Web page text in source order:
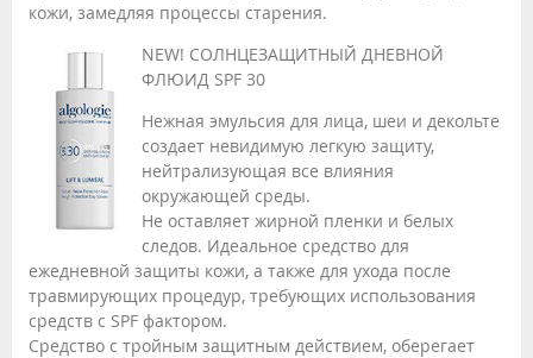
кожи, замедляя процессы старения.
NEW! СОЛНЦЕЗАЩИТНЫЙ ДНЕВНОЙ
ФЛЮИД SPF 30
Нежная эмульсия для лица, шеи и декольте
создает невидимую легкую защиту,
нейтрализующая все влияния
окружающей среды.
Не оставляет жирной пленки и белых
следов. Идеальное средство для
ежедневной защиты кожи, а также для ухода после
травмирующих процедур, требующих использования
средств с SPF фактором.
Средство с тройным защитным действием, оберегает